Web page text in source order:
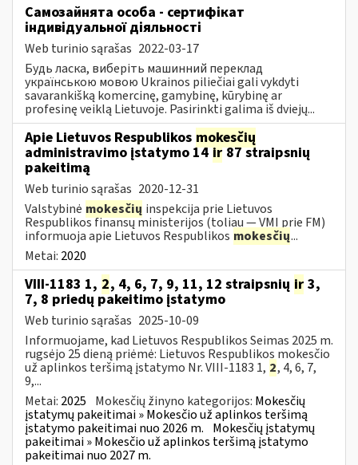
Самозайнята особа - сертифікат
індивідуальної діяльності
Web turinio sąrašas 2022-03-17
Будь ласка, виберіть машинний переклад
українською мовою Ukrainos piliečiai gali vykdyti
savarankišką komercinę, gamybinę, kūrybinę ar
profesinę veiklą Lietuvoje. Pasirinkti galima iš dviejų...
Apie Lietuvos Respublikos mokesčių
administravimo įstatymo 14ir87 straipsnių
pakeitimą
Web turinio sąrašas 2020-12-31
Valstybinė mokesčių inspekcija prie Lietuvos
Respublikos finansų ministerijos (toliau — VMI prie FM)
informuoja apie Lietuvos Respublikos mokesčių...
Metai: 2020
VIII-1183 1, 2, 4, 6, 7, 9, 11, 12 straipsnių ir 3,
7, 8 priedų pakeitimo įstatymo
Web turinio sąrašas 2025-10-09
Informuojame, kad Lietuvos Respublikos Seimas 2025 m.
rugsėjo 25 dieną priėmė: Lietuvos Respublikos mokesčio
už aplinkos teršimą įstatymo Nr. VIII-1183 1, 2, 4, 6, 7,
9,...
Metai: 2025 Mokesčių žinyno kategorijos: Mokesčių
įstatymų pakeitimai » Mokesčio už aplinkos teršimą
įstatymo pakeitimai nuo 2026 m. Mokesčių įstatymų
pakeitimai » Mokesčio už aplinkos teršimą įstatymo
pakeitimai nuo 2027 m.